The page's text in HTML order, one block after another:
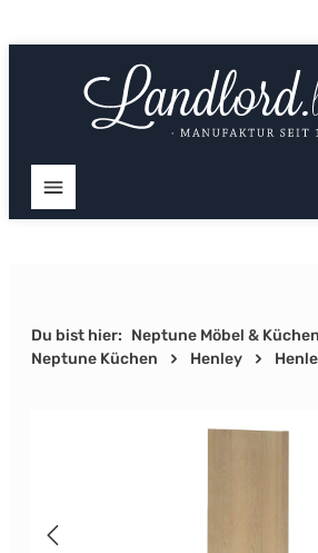
Du bist hier: Neptune Möbel & Küchen
Neptune Küchen
Henley